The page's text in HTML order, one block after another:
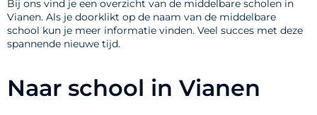
Bij ons vind je een overzicht van de middelbare scholen in
Vianen. Als je doorklikt op de naam van de middelbare
school kun je meer informatie vinden. Veel succes met deze
spannende nieuwe tijd.
Naar school in Vianen